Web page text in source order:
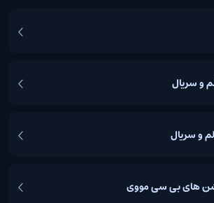
و سریال
و سریال
های بی سی مووی